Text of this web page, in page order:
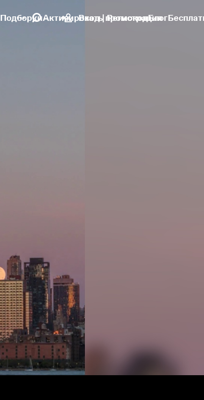
ПодборкиАктивировать промокодБлог
Вход | Регистрация